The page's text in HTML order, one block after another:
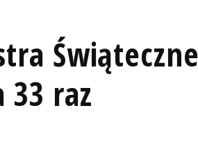
33 raz